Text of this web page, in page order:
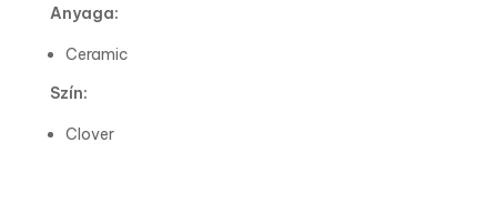
Anyaga:
Ceramic
Szín:
Clover